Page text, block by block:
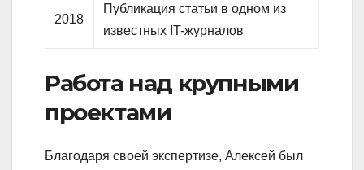
2018
Публикация статьи в одном из
известных IT-журналов
Работа над крупными
проектами
Благодаря своей экспертизе, Алексей был